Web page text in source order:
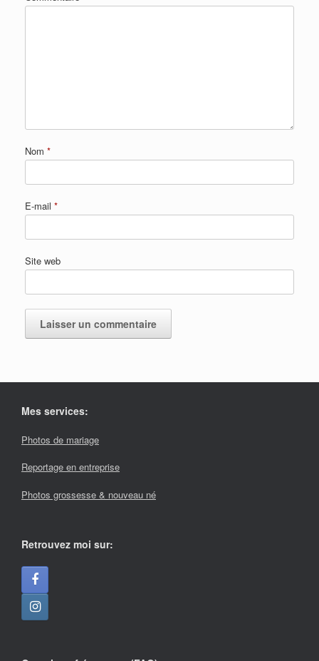
Nom *
E-mail *
Site web
Mes services:
Photos de mariage
Reportage en entreprise
Photos grossesse & nouveau né
Retrouvez moi sur: